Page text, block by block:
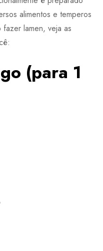
alimentos e temperos
lamen, veja as
(para 1